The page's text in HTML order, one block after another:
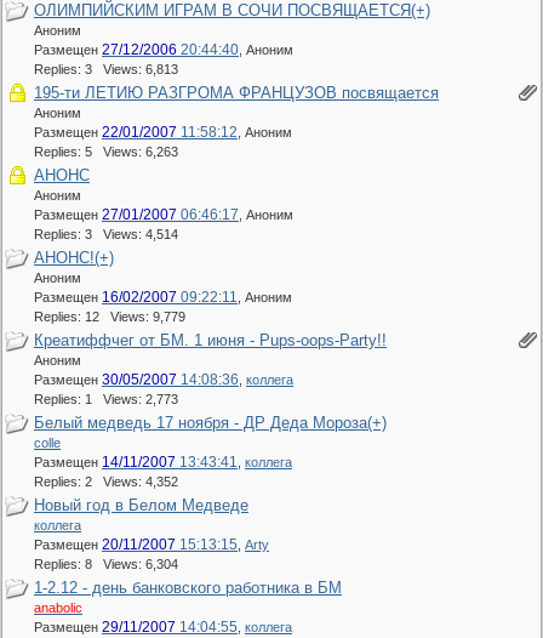
ОЛИМПИЙСКИМ ИГРАМ В СОЧИ ПОСВЯЩАЕТСЯ(+)
Аноним
Размещен 27/12/2006 20:44:40 Аноним
Replies: 3 Views: 6,813
195-ти ЛЕТИЮ РАЗГРОМА ФРАНЦУЗОВ посвящается
Аноним
Размещен 22/01/2007 11:58:12 Аноним
Replies: 5 Views: 6,263
АНОНС
Аноним
Размещен 27/01/2007 06:46:17 Аноним
Replies: 3 Views: 4,514
АНОНС!(+)
Аноним
Размещен 16/02/2007 09:22:11 Аноним
Replies: 12 Views: 9,779
Креатиффчег от БМ. 1 июня - Pups-oops-Party!!
Аноним
Размещен 30/05/2007 14:08:36 коллега
Replies: 1 Views: 2,773
Белый медведь 17 ноября - ДР Деда Мороза(+)
colle
Размещен 14/11/2007 13:43:41 коллега
Replies: 2 Views: 4,352
Новый год в Белом Медведе
коллега
Размещен 20/11/2007 15:13:15 Arty
Replies: 8 Views: 6,304
1-2.12 - день банковского работника в БМ
anabolic
Размещен 29/11/2007 14:04:55 коллега